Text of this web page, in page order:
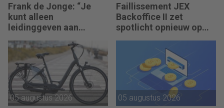
Frank de Jonge: “Je
kunt alleen
leidinggeven aan
kunt geven aan jezelf.”
Faillissement JEX
Backoffice II zet
spotlicht opnieuw op
05 augustus 2026 05 augustus 2026